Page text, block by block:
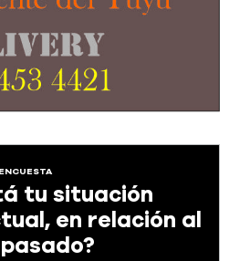
ENCUESTA
tu situación
en relación al